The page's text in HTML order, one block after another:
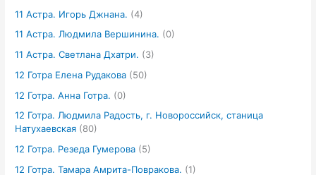
11 Астра. Игорь Джнана. (4)
11 Астра. Людмила Вершинина. (0)
11 Астра. Светлана Дхатри. (3)
12 Готра Елена Рудакова (50)
12 Готра. Анна Готра. (0)
12 Готра. Людмила Радость, г. Новороссийск, станица
Натухаевская (80)
12 Готра. Резеда Гумерова (5)
12 Готра. Тамара Амрита-Повракова. (1)